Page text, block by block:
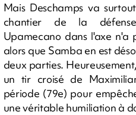
Mais Deschamps va
chantier de la
Upamecano dans l'axe n'a
alors que Samba en est
deux parties.
un tir croisé de
période (79e) pour
une véritable humiliation à